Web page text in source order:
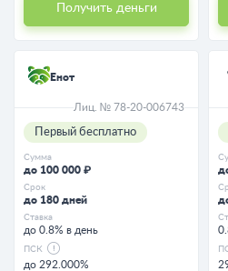
Получить деньги
Енот
Лиц. № 78-20-006743
Первый бесплатно
Сумма
до 100 000 ₽
Срок
до 180 дней
Ставка
до 0.8% в день
ПСК
до 292.000%